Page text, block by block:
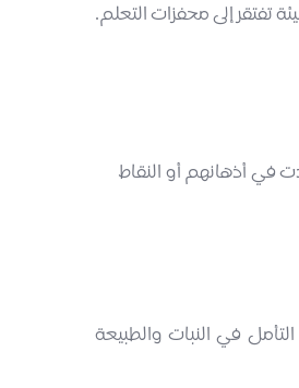
تفتقر إلى محفزات التعلم.
في أذهانهم أو النقاط
في النبات والطبيعة